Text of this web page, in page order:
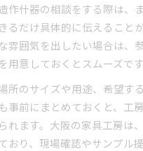
作什器の相談をする際は、
るだけ具体的に伝えること
雰囲気を出したい場合は、
用意しておくとスムーズです
所のサイズや用途、希望す
事前にまとめておくと、工
れます。大阪の家具工房は
おり、現場確認やサンプル